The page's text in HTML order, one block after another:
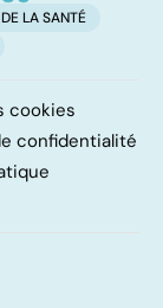
LA SANTÉ
cookies
confidentialité